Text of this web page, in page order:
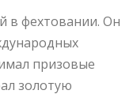
в фехтовании. Он
призовые
золотую